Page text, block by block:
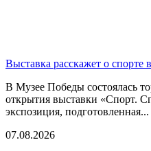
Выставка расскажет о
В Музее Победы состоялась
открытия выставки «Спорт.
экспозиция, подготовленная...
07.08.2026